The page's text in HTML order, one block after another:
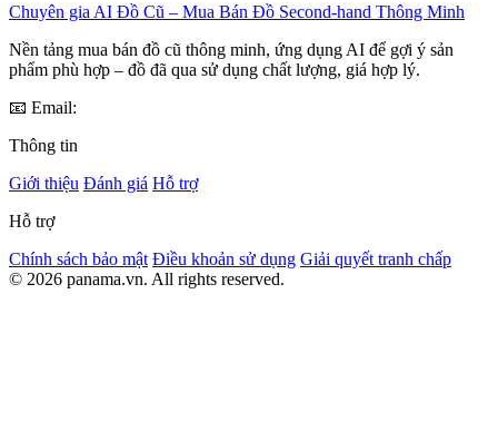
Chuyên gia AI Đồ Cũ – Mua Bán Đồ Second-hand Thông Minh
Nền tảng mua bán đồ cũ thông minh, ứng dụng AI để gợi ý sản
phẩm phù hợp – đồ đã qua sử dụng chất lượng, giá hợp lý.
📧 Email:
Thông tin
Giới thiệu Đánh giá Hỗ trợ
Hỗ trợ
Chính sách bảo mật Điều khoản sử dụng Giải quyết tranh chấp
© 2026 panama.vn. All rights reserved.